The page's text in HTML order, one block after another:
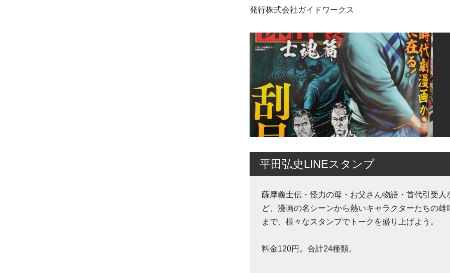
発行株式会社ガイドワークス
平田弘史LINEスタンプ
薩摩義士伝・怪力の母・お父さん物語・首代引受人
ど、漫画の名シーンから熱いキャラクターたちの雄
まで、様々なスタンプでトークを盛り上げよう。
料金120円。合計24種類。